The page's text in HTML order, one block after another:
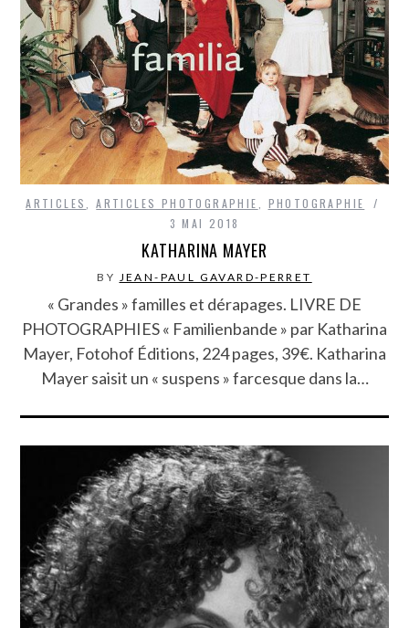
ARTICLES ,ARTICLES PHOTOGRAPHIE
PHOTOGRAPHIE
3 MAI 2018
KATHARINA MAYER
BY JEAN-PAUL GAVARD-PERRET
« Grandes » familles et dérapages. LIVRE DE
PHOTOGRAPHIES « Familienbande » par Katharina
Mayer, Fotohof Éditions, 224 pages, 39€. Katharina
Mayer saisit un « suspens » farcesque dans la…